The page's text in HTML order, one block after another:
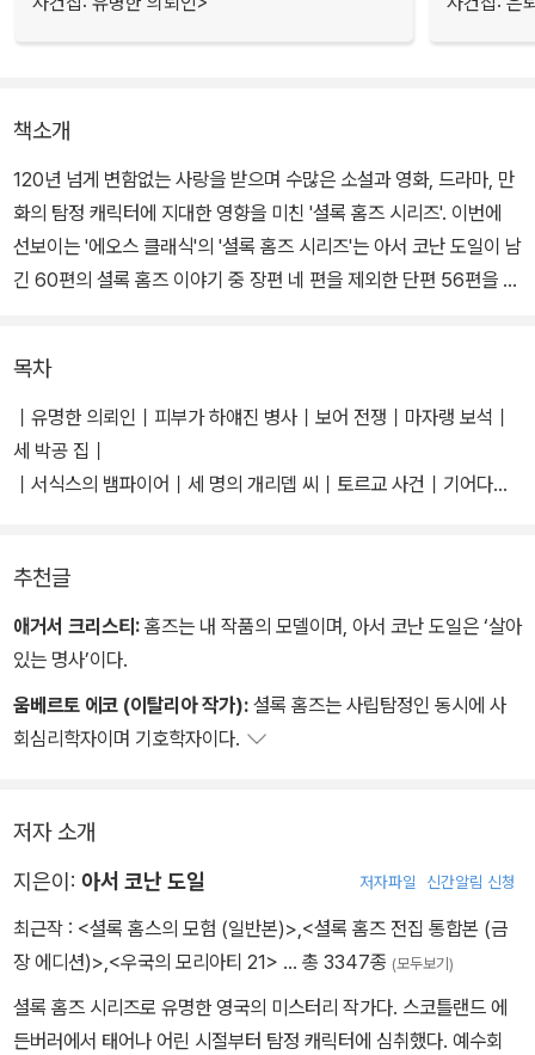
책소개
120년 넘게 변함없는 사랑을 받으며 수많은 소설과 영화, 드라마, 만
화의 탐정 캐릭터에 지대한 영향을 미친 '셜록 홈즈 시리즈'. 이번에
선보이는 '에오스 클래식'의 '셜록 홈즈 시리즈'는 아서 코난 도일이 남
긴 60편의 셜록 홈즈 이야기 중 장편 네 편을 제외한 단편 56편을 모
이 '셜록 홈즈 시리즈'는 세계적인 홈즈 권위자인 레슬리 S. 클링커가
2천 개가 넘는 주석을 덧붙여 출간한 <주석 달린 셜록 홈즈>를 저본
으로 삼았으며, 그간 반복되어오던 오역과 오류를 바로잡았다. 더욱
목차
｜유명한 의뢰인｜피부가 하얘진 병사｜보어 전쟁｜마자랭 보석｜
세 박공 집｜
｜서식스의 뱀파이어｜세 명의 개리뎁 씨｜토르교 사건｜기어다니
업자｜
추천글
애거서 크리스티: 홈즈는 내 작품의 모델이며, 아서 코난 도일은 ‘살아
있는 명사’이다.
움베르토 에코 (이탈리아 작가): 셜록 홈즈는 사립탐정인 동시에 사
회심리학자이며 기호학자이다.
저자 소개
지은이: 아서 코난 도일 저자파일 신간알림 신청
최근작 : <셜록 홈스의 모험 (일반본)> <셜록 홈즈 전집 통합본 (금
장 에디션)> <우국의 모리아티 21> … 총 3347종 (모두보기)
셜록 홈즈 시리즈로 유명한 영국의 미스터리 작가다. 스코틀랜드 에
든버러에서 태어나 어린 시절부터 탐정 캐릭터에 심취했다. 예수회